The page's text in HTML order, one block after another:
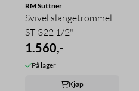
RM Suttner
Svivel slangetrommel
ST-322 1/2"
1.560,-
På lager
Kjøp